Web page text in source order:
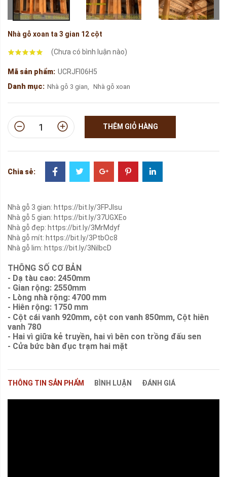
Nhà gỗ xoan ta 3 gian 12 cột
(Chưa có bình luận nào)
Mã sản phẩm: UCRJFI06H5
Danh mục: Nhà gỗ 3 gian, Nhà gỗ xoan
THÊM GIỎ HÀNG
Chia sẻ:
Nhà gỗ 3 gian: https://bit.ly/3FPJlsu
Nhà gỗ 5 gian: https://bit.ly/37UGXEo
Nhà gỗ đẹp: https://bit.ly/3MrMdyf
Nhà gỗ mít: https://bit.ly/3PtbOc8
Nhà gỗ lim: https://bit.ly/3NilbcD
THÔNG SỐ CƠ BẢN
- Dạ tàu cao: 2450mm
- Gian rộng: 2550mm
- Lòng nhà rộng: 4700 mm
- Hiên rộng: 1750 mm
- Cột cái vanh 920mm, cột con vanh 850mm, Cột hiên
vanh 780
- Hai vì giữa kẻ truyền, hai vì bên con trồng đấu sen
- Cửa bức bàn đục trạm hai mặt
THÔNG TIN SẢN PHẨM BÌNH LUẬN ĐÁNH GIÁ